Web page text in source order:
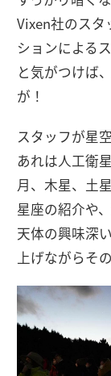
Vixen社のスタ
ションによる
と気がつけば
が！
スタッフが星
あれは人工衛
月、木星、土
星座の紹介や
天体の興味深
上げながらそ